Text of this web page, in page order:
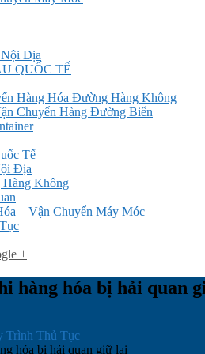
Địa
QUỐC TẾ
Hàng Hóa Đường Hàng Không
Chuyển Hàng Đường Biển
Tế
Địa
Không
_ Vận Chuyển Máy Móc
+
hàng hóa bị hải quan
Trình Thủ Tục
hóa bị hải quan giữ lại